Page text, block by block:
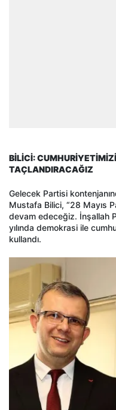
BİLİCİ:
TAÇLANDIRACAĞIZ
Gelecek Partisi
Mustafa Bilici, “28 Mayıs
devam edeceğiz. İnşallah
yılında demokrasi ile
kullandı.